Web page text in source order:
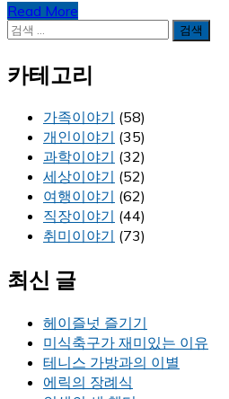
Read More
검
카테고리
가족이야기 (58)
개인이야기 (35)
과학이야기 (32)
세상이야기 (52)
여행이야기 (62)
직장이야기 (44)
취미이야기 (73)
최신 글
헤이즐넛 즐기기
미식축구가 재미있는 이유
테니스 가방과의 이별
에릭의 장례식